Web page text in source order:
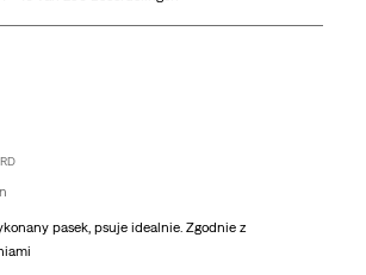
pasek, psuje idealnie. Zgodnie z